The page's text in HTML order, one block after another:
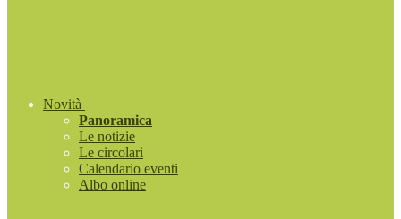
Novità
Panoramica
Le notizie
Le circolari
Calendario eventi
Albo online